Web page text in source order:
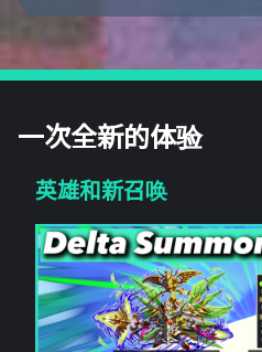
一次全新的体验
英雄和新召唤